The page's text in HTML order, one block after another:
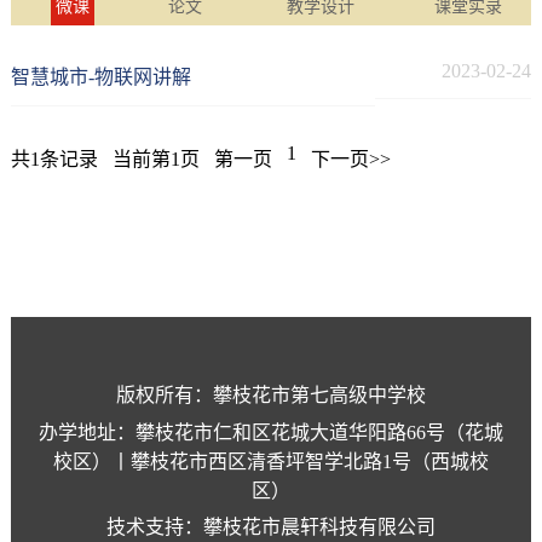
微课 论文 教学设计 课堂实录
智慧城市-物联网讲解 2023-02-24
共1条记录 当前第1页 第一页 1 下一页>>
版权所有：攀枝花市第七高级中学校
办学地址：攀枝花市仁和区花城大道华阳路66号（花城
校区）丨攀枝花市西区清香坪智学北路1号（西城校
区）
技术支持：攀枝花市晨轩科技有限公司